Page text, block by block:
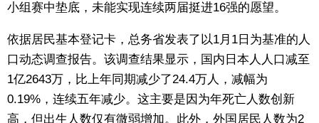
小组赛中垫底，未能实现连续两届挺进16强的愿望。
依据居民基本登记卡，总务省发表了以1月1日为基准的人
口动态调查报告。该调查结果显示，国内日本人人口减至
1亿2643万，比上年同期减少了24.4万人，减幅为
0.19%，连续五年减少。这主要是因为年死亡人数创新
高，但出生人数仅有微弱增加。此外，外国居民人数为2